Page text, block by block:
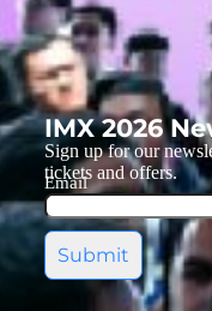
IMX 2026
Sign up for our
tickets and offers.
Email
Submit